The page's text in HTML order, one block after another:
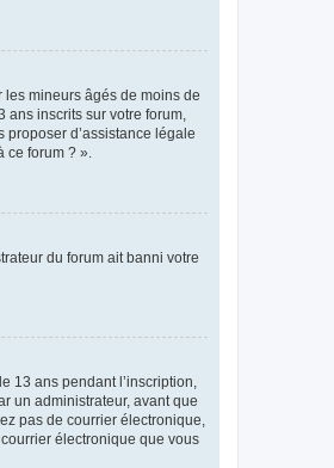
les mineurs âgés de moins de
inscrits sur votre forum,
d’assistance légale
forum ? ».
du forum ait banni votre
13 ans pendant l’inscription,
un administrateur, avant que
pas de courrier électronique,
électronique que vous